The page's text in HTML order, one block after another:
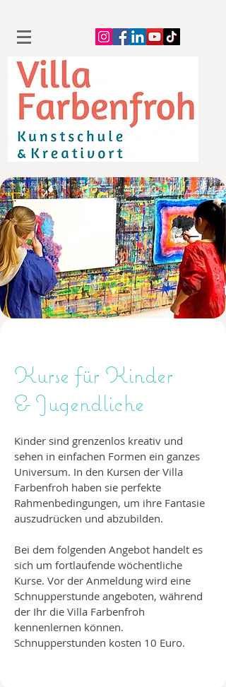
Kurse für Kinder
& Jugendliche
Kinder sind grenzenlos kreativ und
sehen in einfachen Formen ein ganzes
Universum. In den Kursen der Villa
Farbenfroh haben sie perfekte
Rahmenbedingungen, um ihre Fantasie
auszudrücken und abzubilden.​
Bei dem folgenden Angebot handelt es
sich um fortlaufende wöchentliche
Kurse. Vor der Anmeldung wird eine
Schnupperstunde angeboten, während
der Ihr die Villa Farbenfroh
kennenlernen können.
Schnupperstunden kosten 10 Euro.